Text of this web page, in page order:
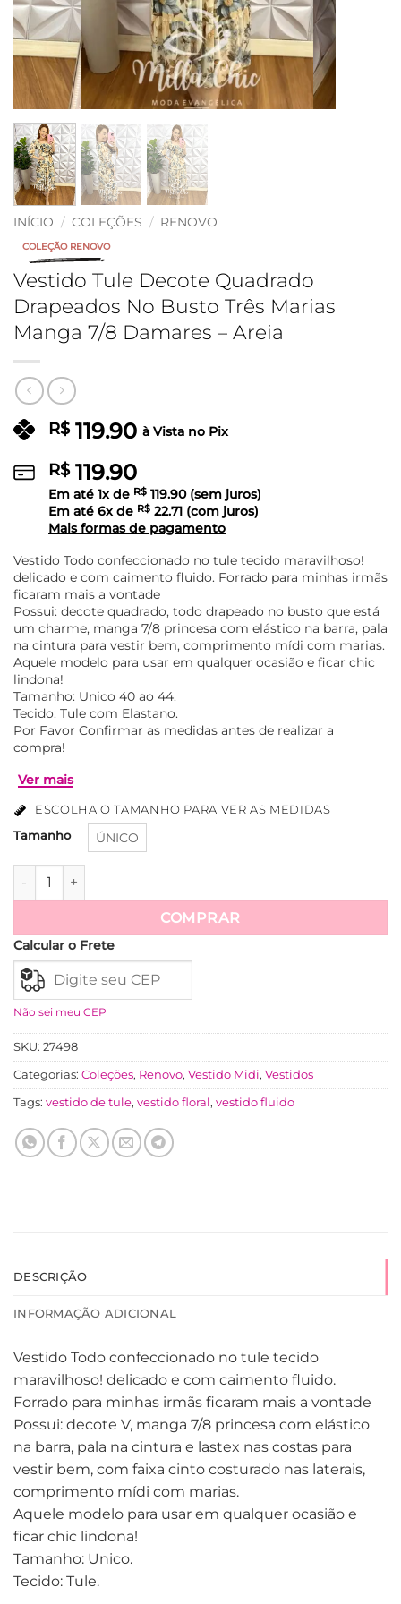
INÍCIO / COLEÇÕES / RENOVO
COLEÇÃO RENOVO
Vestido Tule Decote Quadrado
Drapeados No Busto Três Marias
Manga 7/8 Damares – Areia
R$119.90 à Vista no Pix
R$119.90
Em até 1x de R$ 119.90(sem juros)
Em até 6x de R$ 22.71 (com juros)
Mais formas de pagamento
Vestido Todo confeccionado no tule tecido maravilhoso!
delicado e com caimento fluido. Forrado para minhas irmãs
ficaram mais a vontade
Possui: decote quadrado, todo drapeado no busto que está
um charme, manga 7/8 princesa com elástico na barra, pala
na cintura para vestir bem, comprimento mídi com marias.
Aquele modelo para usar em qualquer ocasião e ficar chic
lindona!
Tamanho: Unico 40 ao 44.
Tecido: Tule com Elastano.
Por Favor Confirmar as medidas antes de realizar a
compra!
ESCOLHA O TAMANHO PARA VER AS MEDIDAS
Tamanho ÚNICO
Vestido Tule Decote Quadrado Drapeados No Busto Três
COMPRAR
Calcular o Frete
Não sei meu CEP
SKU: 27498
Categorias: Coleções, Renovo, Vestido Midi, Vestidos
Tags: vestido de tule, vestido floral, vestido fluido
DESCRIÇÃO
INFORMAÇÃO ADICIONAL
Vestido Todo confeccionado no tule tecido
maravilhoso! delicado e com caimento fluido.
Forrado para minhas irmãs ficaram mais a vontade
Possui: decote V, manga 7/8 princesa com elástico
na barra, pala na cintura e lastex nas costas para
vestir bem, com faixa cinto costurado nas laterais,
comprimento mídi com marias.
Aquele modelo para usar em qualquer ocasião e
ficar chic lindona!
Tamanho: Unico.
Tecido: Tule.